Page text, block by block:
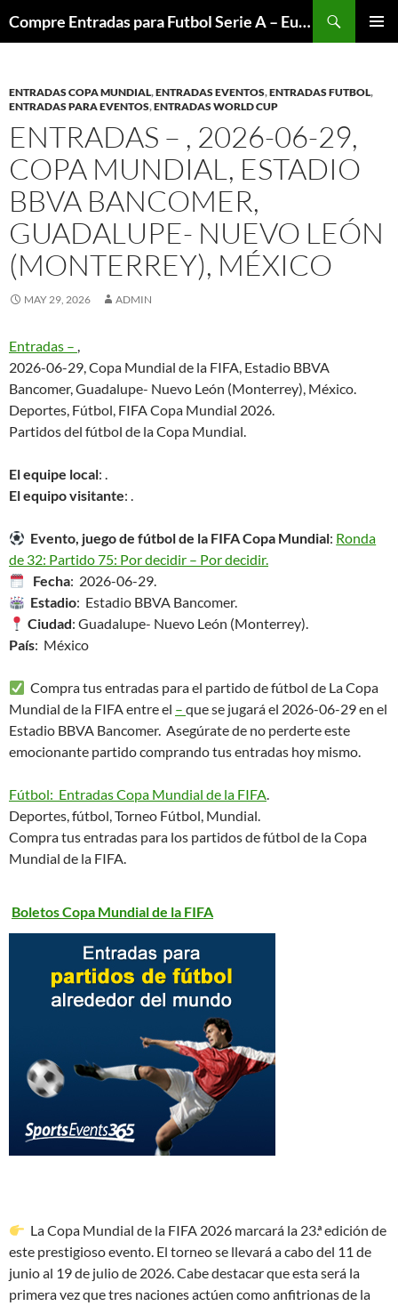
to
Compre Entradas para Futbol Serie A – Europa League – Premier League – Bundesliga
ENTRADAS COPA MUNDIAL,ENTRADAS EVENTOS,ENTRADAS FUTBOL,
ENTRADAS PARA EVENTOS,ENTRADAS WORLD CUP
ENTRADAS – , 2026-06-29,
COPA MUNDIAL, ESTADIO
BBVA BANCOMER,
GUADALUPE- NUEVO LEÓN
(MONTERREY), MÉXICO
MAY 29, 2026 ADMIN
Entradas – ,
2026-06-29, Copa Mundial de la FIFA, Estadio BBVA
Bancomer, Guadalupe- Nuevo León (Monterrey), México.
Deportes, Fútbol, FIFA Copa Mundial 2026.
Partidos del fútbol de la Copa Mundial.
El equipe local: .
El equipo visitante: .
Evento, juego de fútbol de la FIFA Copa Mundial: Ronda
de 32: Partido 75: Por decidir – Por decidir.
Fecha: 2026-06-29.
Estadio: Estadio BBVA Bancomer.
Ciudad: Guadalupe- Nuevo León (Monterrey).
País: México
Compra tus entradas para el partido de fútbol de La Copa
Mundial de la FIFA entre el – que se jugará el 2026-06-29 en el
Estadio BBVA Bancomer. Asegúrate de no perderte este
emocionante partido comprando tus entradas hoy mismo.
Fútbol: Entradas Copa Mundial de la FIFA.
Deportes, fútbol, Torneo Fútbol, Mundial.
Compra tus entradas para los partidos de fútbol de la Copa
Mundial de la FIFA.
Boletos Copa Mundial de la FIFA
La Copa Mundial de la FIFA 2026 marcará la 23.ª edición de
este prestigioso evento. El torneo se llevará a cabo del 11 de
junio al 19 de julio de 2026. Cabe destacar que esta será la
primera vez que tres naciones actúen como anfitrionas de la